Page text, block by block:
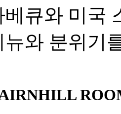
베큐와 미국
뉴와 분위기